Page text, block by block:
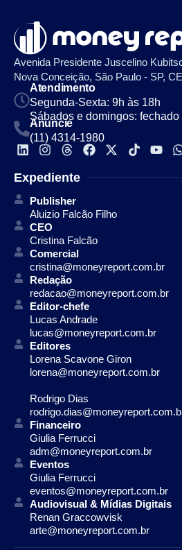
Avenida Presidente Juscelino
Nova Conceição, São Paulo - SP,
Atendimento
Segunda-Sexta: 9h às 18h
Sábados e domingos: fechado
Anuncie
(11) 4314-1980
Expediente
Publisher
Aluizio Falcão Filho
CEO
Cristina Falcão
Comercial
cristina@moneyreport.com.br
Redação
redacao@moneyreport.com.br
Editor-chefe
Lucas Andrade
lucas@moneyreport.com.br
Editores
Lorena Scavone Giron
lorena@moneyreport.com.br
Rodrigo Dias
Financeiro
Giulia Ferrucci
adm@moneyreport.com.br
Eventos
Giulia Ferrucci
eventos@moneyreport.com.br
Audiovisual & Mídias Digitais
Renan Graccowvisk
arte@moneyreport.com.br